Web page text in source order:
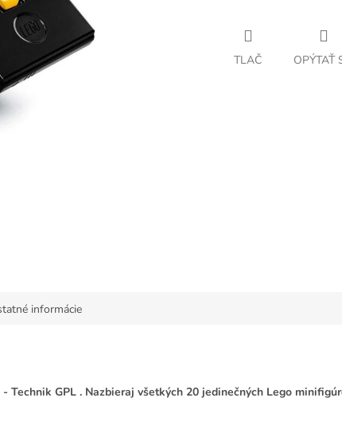
TLAČ OPÝTAŤ
informácie
- Technik GPL . Nazbieraj všetkých 20 jedinečných Lego